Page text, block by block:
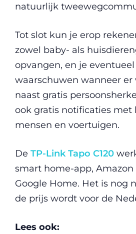
natuurlijk
Tot slot kun je erop
zowel baby- als
opvangen, en je
waarschuwen wanneer er
naast gratis
ook gratis notificaties
mensen en voertuigen.
De TP-Link Tapo C120
smart home-app, Amazon
Google Home. Het is nog
de prijs wordt voor de
Lees ook: